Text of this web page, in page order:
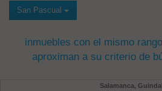
San Pascual
inmuebles con el mismo
aproximan a su criterio de
Salamanca,